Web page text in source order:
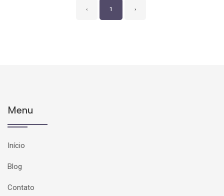
‹ 1 ›
Menu
Início
Blog
Contato